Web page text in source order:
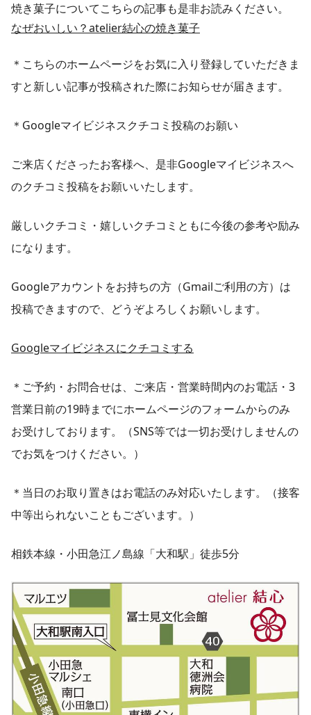
焼き菓子についてこちらの記事も是非お読みください。
なぜおいしい？atelier結心の焼き菓子
＊こちらのホームページをお気に入り登録していただきま
すと新しい記事が投稿された際にお知らせが届きます。
＊Googleマイビジネスクチコミ投稿のお願い
ご来店くださったお客様へ、是非Googleマイビジネスへ
のクチコミ投稿をお願いいたします。
厳しいクチコミ・嬉しいクチコミともに今後の参考や励み
になります。
Googleアカウントをお持ちの方（Gmailご利用の方）は
投稿できますので、どうぞよろしくお願いします。
Googleマイビジネスにクチコミする
＊ご予約・お問合せは、ご来店・営業時間内のお電話・3
営業日前の19時までにホームページのフォームからのみ
お受けしております。（SNS等では一切お受けしませんの
でお気をつけください。）
＊当日のお取り置きはお電話のみ対応いたします。（接客
中等出られないこともございます。）
相鉄本線・小田急江ノ島線「大和駅」徒歩5分